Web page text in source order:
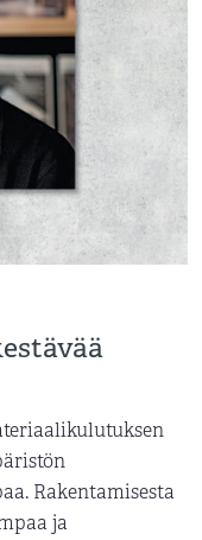
Rakentamisesta
ja